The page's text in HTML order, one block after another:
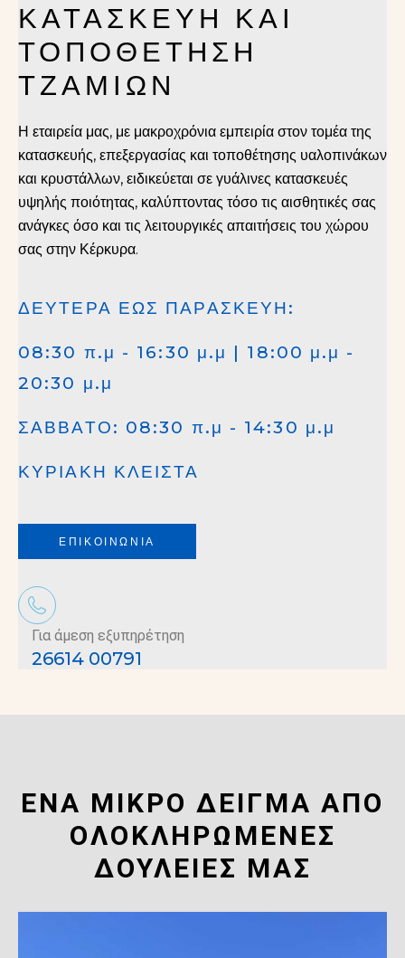
ΚΑΤΑΣΚΕΥΗ ΚΑΙ
ΤΟΠΟΘΕΤΗΣΗ
ΤΖΑΜΙΩΝ
Η εταιρεία μας, με μακροχρόνια εμπειρία στον τομέα της
κατασκευής, επεξεργασίας και τοποθέτησης υαλοπινάκων
και κρυστάλλων, ειδικεύεται σε γυάλινες κατασκευές
υψηλής ποιότητας, καλύπτοντας τόσο τις αισθητικές σας
ανάγκες όσο και τις λειτουργικές απαιτήσεις του χώρου
σας στην Κέρκυρα.
ΔΕΥΤΕΡΑ ΕΩΣ ΠΑΡΑΣΚΕΥΗ:
08:30 π.μ - 16:30 μ.μ | 18:00 μ.μ -
20:30 μ.μ
ΣΑΒΒΑΤΟ: 08:30 π.μ - 14:30 μ.μ
ΚΥΡΙΑΚΗ ΚΛΕΙΣΤΑ
ΕΠΙΚΟΙΝΩΝΙΑ
26614 00791
Για άμεση εξυπηρέτηση
ΈΝΑ ΜΙΚΡΟ ΔΕΙΓΜΑ ΑΠΟ
ΟΛΟΚΛΗΡΩΜΕΝΕΣ
ΔΟΥΛΕΙΕΣ ΜΑΣ